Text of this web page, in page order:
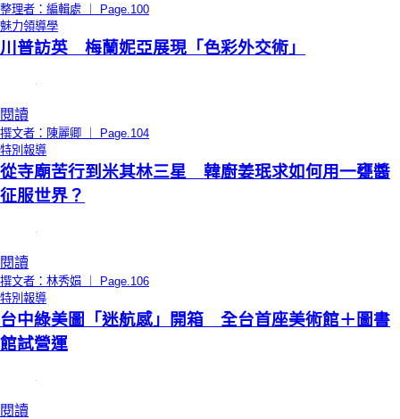
整理者：編輯處 ｜ Page.100
魅力領導學
川普訪英 梅蘭妮亞展現「色彩外交術」
閱讀
撰文者：陳麗卿 ｜ Page.104
特別報導
從寺廟苦行到米其林三星 韓廚姜珉求如何用一甕醬
征服世界？
閱讀
撰文者：林秀娟 ｜ Page.106
特別報導
台中綠美圖「迷航感」開箱 全台首座美術館＋圖書
館試營運
閱讀